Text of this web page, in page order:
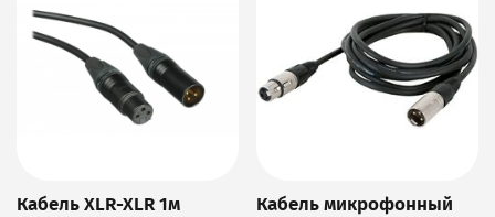
Кабель XLR-XLR 1м
Кабель микрофонный